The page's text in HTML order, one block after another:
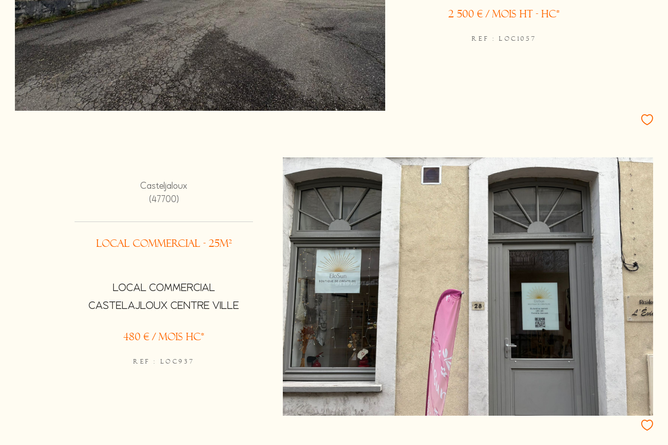
2 500 € / mois HT - HC*
REF : LOC1057
Casteljaloux
(47700)
Local commercial - 25m²
LOCAL COMMERCIAL
CASTELAJLOUX CENTRE VILLE
480 € / mois HC*
REF : LOC937